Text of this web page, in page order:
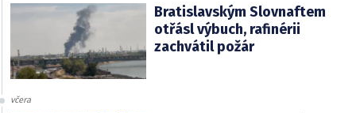
Bratislavským Slovnaftem
otřásl výbuch, rafinérii
zachvátil požár
včera